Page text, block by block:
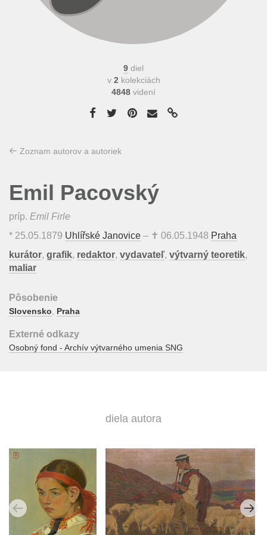
9 diel
v 2 kolekciách
4848 videní
Zoznam autorov a autoriek
Emil Pacovský
príp. Emil Firle
* 25.05.1879 Uhlířské Janovice – ✝ 06.05.1948 Praha
kurátor, grafik, redaktor, vydavateľ, výtvarný teoretik,
maliar
Pôsobenie
Slovensko Praha
Externé odkazy
Osobný fond - Archív výtvarného umenia SNG
diela autora